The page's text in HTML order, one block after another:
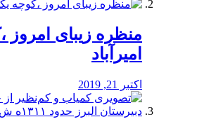
منظره‌‌ زیبای امروز
امیرآباد
اکتبر 21, 2019